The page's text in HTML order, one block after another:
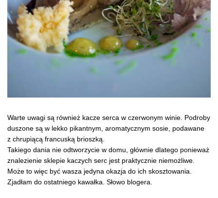
Warte uwagi są również kacze serca w czerwonym winie. Podroby
duszone są w lekko pikantnym, aromatycznym sosie, podawane
z chrupiącą francuską brioszką.
Takiego dania nie odtworzycie w domu, głównie dlatego ponieważ
znalezienie sklepie kaczych serc jest praktycznie niemożliwe.
Może to więc być wasza jedyna okazja do ich skosztowania.
Zjadłam do ostatniego kawałka. Słowo blogera.